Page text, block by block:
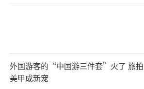
外国游客的“中国游三件套”火了 旅拍
美甲成新宠